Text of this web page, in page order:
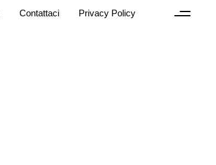
Contattaci Privacy Policy